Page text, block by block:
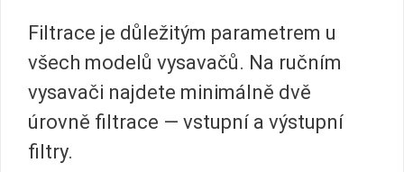
Filtrace je důležitým parametrem u
všech modelů vysavačů. Na ručním
vysavači najdete minimálně dvě
úrovně filtrace — vstupní a výstupní
filtry.